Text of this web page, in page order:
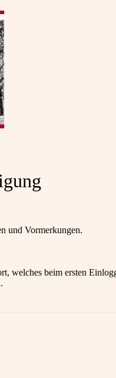
und Vormerkungen.
welches beim ersten